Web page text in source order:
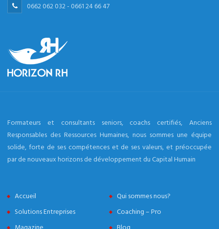
0662 062 032 - 0661 24 66 47
Formateurs et consultants seniors, coachs certifiés, Anciens
Responsables des Ressources Humaines, nous sommes une équipe
solide, forte de ses compétences et de ses valeurs, et préoccupée
par de nouveaux horizons de développement du Capital Humain
Accueil
Qui sommes nous?
Solutions Entreprises
Coaching – Pro